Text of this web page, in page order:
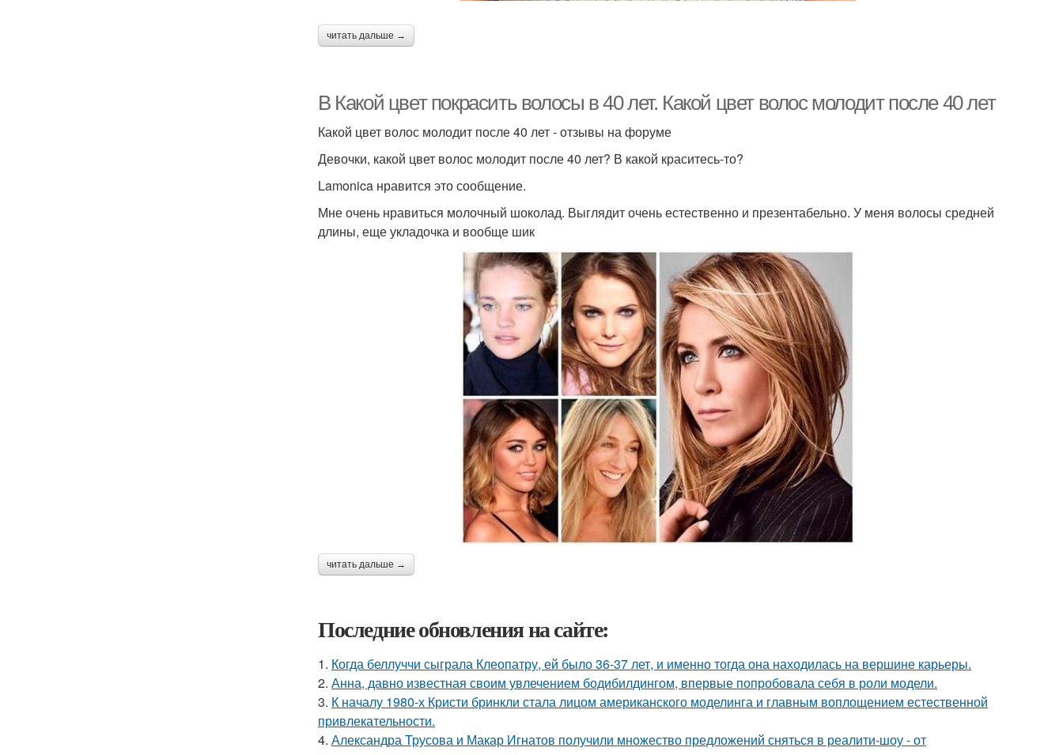
читать дальше →
В Какой цвет покрасить волосы в 40 лет. Какой цвет волос молодит после 40 лет
Какой цвет волос молодит после 40 лет - отзывы на форуме
Девочки, какой цвет волос молодит после 40 лет? В какой краситесь-то?
Lamonica нравится это сообщение.
Мне очень нравиться молочный шоколад. Выглядит очень естественно и презентабельно. У меня волосы средней
длины, еще укладочка и вообще шик
читать дальше →
Последние обновления на сайте:
1. Когда беллуччи сыграла Клеопатру, ей было 36-37 лет, и именно тогда она находилась на вершине карьеры.
2. Анна, давно известная своим увлечением бодибилдингом, впервые попробовала себя в роли модели.
3. К началу 1980-х Кристи бринкли стала лицом американского моделинга и главным воплощением естественной
привлекательности.
4. Александра Трусова и Макар Игнатов получили множество предложений сняться в реалити-шоу - от